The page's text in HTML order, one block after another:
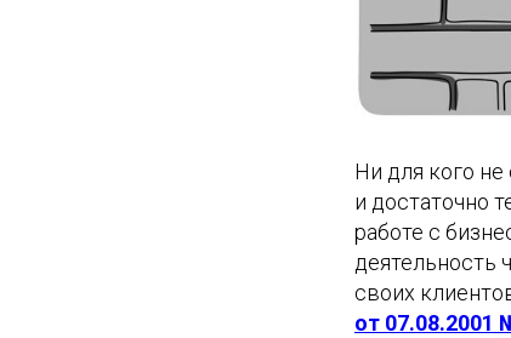
Ни для кого
и достаточно
работе с
деятельность
своих
от 07.08.2001